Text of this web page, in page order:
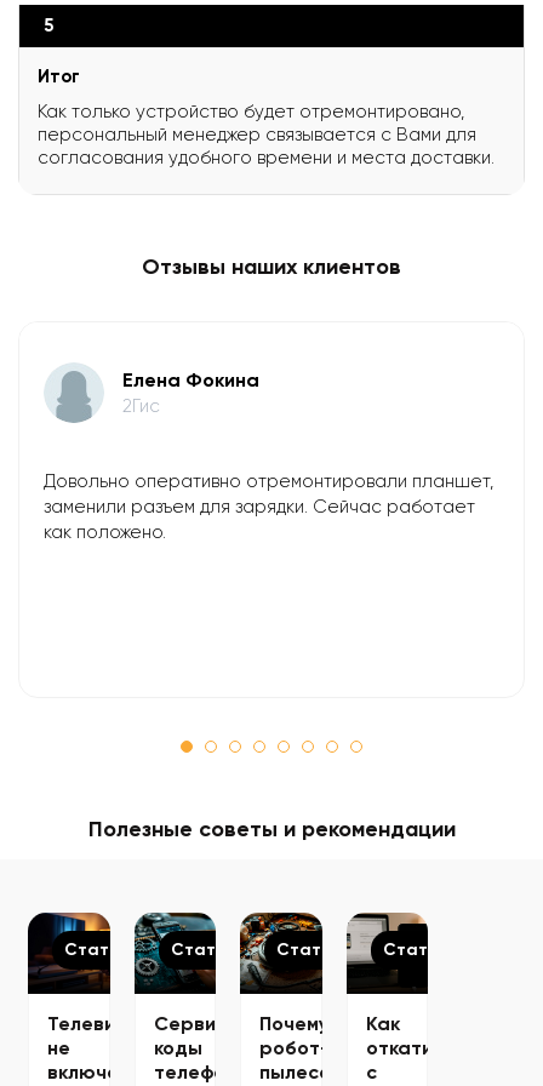
5
Итог
Как только устройство будет отремонтировано,
персональный менеджер связывается с Вами для
согласования удобного времени и места доставки.
Отзывы наших клиентов
Елена Фокина
2Гис
Довольно оперативно отремонтировали планшет,
заменили разъем для зарядки. Сейчас работает
как положено.
Полезные советы и рекомендации
Статьи
Телевизор
не
включается
Статьи
Сервисные
коды
телефонов
Статьи
Почему
робот-
пылесос
Статьи
Как
откатиться
с